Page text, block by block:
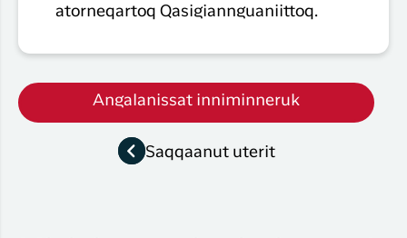
atorneqartoq Qasigiannguaniittoq.
Saqqaanut uterit
Angalanissat inniminneruk